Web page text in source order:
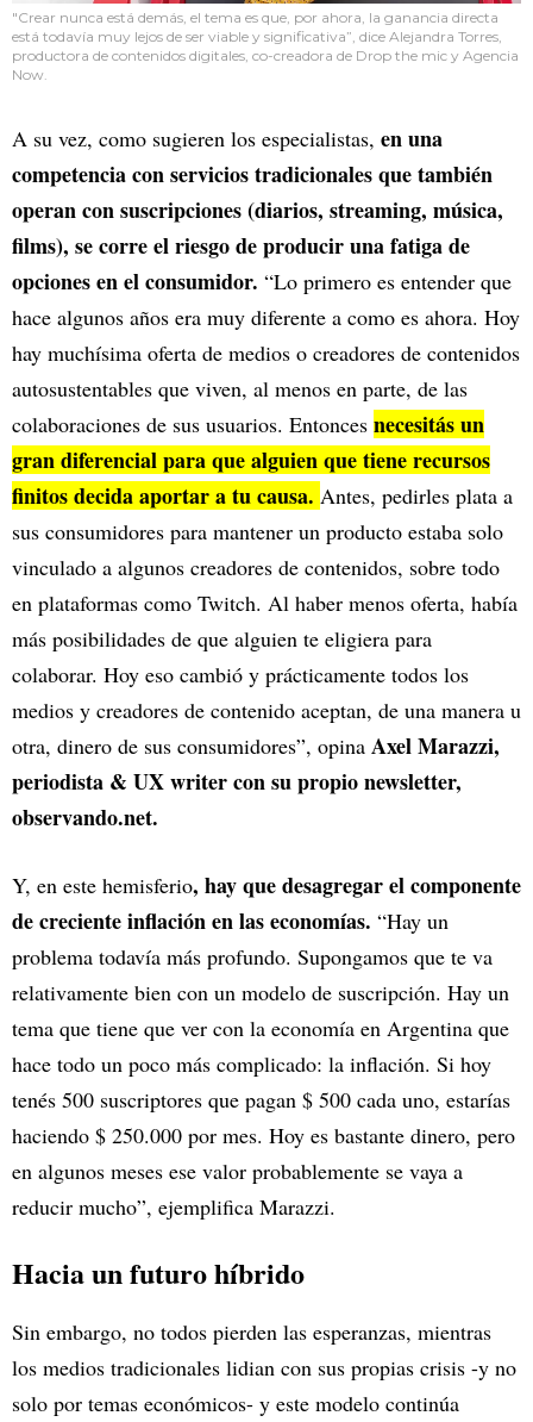
"Crear nunca está demás, el tema es que, por ahora, la ganancia directa
está todavía muy lejos de ser viable y significativa”, dice Alejandra Torres,
productora de contenidos digitales, co-creadora de Drop the mic y Agencia
Now.
A su vez, como sugieren los especialistas, en una
competencia con servicios tradicionales que también
operan con suscripciones (diarios, streaming, música,
films), se corre el riesgo de producir una fatiga de
opciones en el consumidor. “Lo primero es entender que
hace algunos años era muy diferente a como es ahora. Hoy
hay muchísima oferta de medios o creadores de contenidos
autosustentables que viven, al menos en parte, de las
colaboraciones de sus usuarios. Entonces necesitás un
gran diferencial para que alguien que tiene recursos
finitos decida aportar a tu causa. Antes, pedirles plata a
sus consumidores para mantener un producto estaba solo
vinculado a algunos creadores de contenidos, sobre todo
en plataformas como Twitch. Al haber menos oferta, había
más posibilidades de que alguien te eligiera para
colaborar. Hoy eso cambió y prácticamente todos los
medios y creadores de contenido aceptan, de una manera u
otra, dinero de sus consumidores”, opina Axel Marazzi,
periodista & UX writer con su propio newsletter,
observando.net.
Y, en este hemisferio, hay que desagregar el componente
de creciente inflación en las economías. “Hay un
problema todavía más profundo. Supongamos que te va
relativamente bien con un modelo de suscripción. Hay un
tema que tiene que ver con la economía en Argentina que
hace todo un poco más complicado: la inflación. Si hoy
tenés 500 suscriptores que pagan $ 500 cada uno, estarías
haciendo $ 250.000 por mes. Hoy es bastante dinero, pero
en algunos meses ese valor probablemente se vaya a
reducir mucho”, ejemplifica Marazzi.
Hacia un futuro híbrido
Sin embargo, no todos pierden las esperanzas, mientras
los medios tradicionales lidian con sus propias crisis -y no
solo por temas económicos- y este modelo continúa